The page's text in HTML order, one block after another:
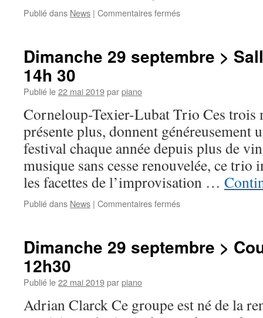
Publié dans News | Commentaires ferméssur
>
Dimanche 29 septembre >
14h 30
Publié le22 mai 2019parpiano
Corneloup-Texier-Lubat Trio Ces trois
présente plus, donnent généreusement
festival chaque année depuis plus de
musique sans cesse renouvelée, ce trio
les facettes de l’improvisation …
Publié dans News | Commentaires ferméssur
>
30
Dimanche 29 septembre >
12h30
Publié le22 mai 2019parpiano
Adrian Clarck Ce groupe est né de la